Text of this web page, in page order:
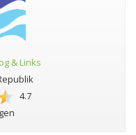
& Links
4.7